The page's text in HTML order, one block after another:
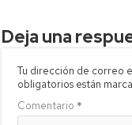
Deja una
Tu dirección de correo
obligatorios están
Comentario *